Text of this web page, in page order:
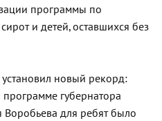
программы по
и детей, оставшихся без
новый рекорд:
губернатора
Воробьева для ребят было